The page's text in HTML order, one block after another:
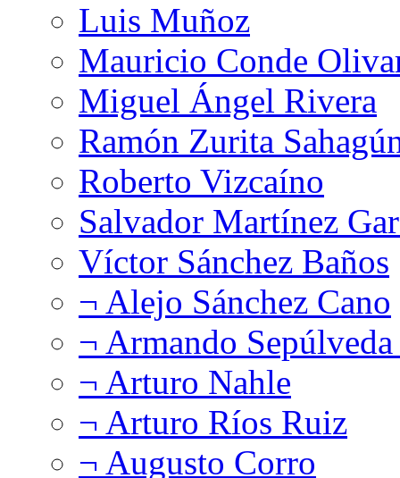
Luis Muñoz
Mauricio Conde
Miguel Ángel Rivera
Ramón Zurita
Roberto Vizcaíno
Salvador Martínez
Víctor Sánchez Baños
¬ Alejo Sánchez Cano
¬ Armando
¬ Arturo Nahle
¬ Arturo Ríos Ruiz
¬ Augusto Corro